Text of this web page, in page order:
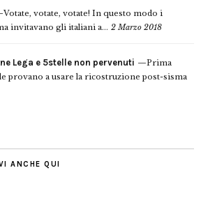
Votate, votate, votate! In questo modo i
invitavano gli italiani a... 2 Marzo 2018
Lega e 5stelle non pervenuti
Prima
provano a usare la ricostruzione post-sisma
ANCHE QUI